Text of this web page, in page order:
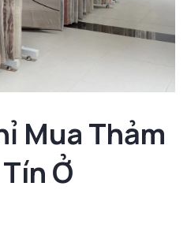
Mua Thảm
Ở